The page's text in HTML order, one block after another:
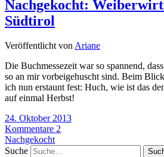
Nachgekocht:
Südtirol
Veröffentlicht vonAriane
Die Buchmessezeit war so spannend,
so an mir vorbeigehuscht sind. Beim
ich nun erstaunt fest: Huch, wie ist das
auf einmal Herbst!
24. Oktober 2013
Kommentare 2
Nachgekocht
Suche